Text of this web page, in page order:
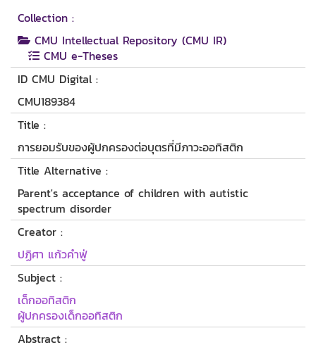
Collection :
CMU Intellectual Repository (CMU IR)
CMU e-Theses
ID CMU Digital :
CMU189384
Title :
การยอมรับของผู้ปกครองต่อบุตรที่มีภาวะออทิสติก
Title Alternative :
Parent's acceptance of children with autistic
spectrum disorder
Creator :
ปฏิศา แก้วคำฟู่
Subject :
เด็กออทิสติก
ผู้ปกครองเด็กออทิสติก
Abstract :